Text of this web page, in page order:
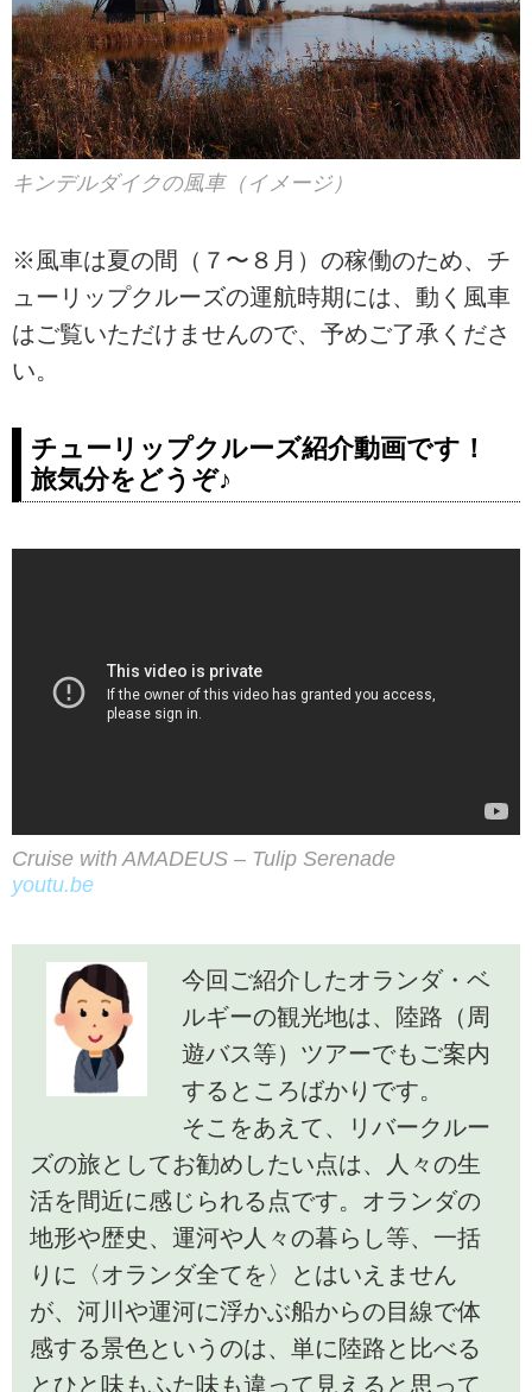
キンデルダイクの風車（イメージ）
※風車は夏の間（７〜８月）の稼働のため、チ
ューリップクルーズの運航時期には、動く風車
はご覧いただけませんので、予めご了承くださ
い。
チューリップクルーズ紹介動画です！
旅気分をどうぞ♪
Cruise with AMADEUS – Tulip Serenade
youtu.be
今回ご紹介したオランダ・ベ
ルギーの観光地は、陸路（周
遊バス等）ツアーでもご案内
するところばかりです。
そこをあえて、リバークルー
ズの旅としてお勧めしたい点は、人々の生
活を間近に感じられる点です。オランダの
地形や歴史、運河や人々の暮らし等、一括
りに〈オランダ全てを〉とはいえません
が、河川や運河に浮かぶ船からの目線で体
感する景色というのは、単に陸路と比べる
とひと味もふた味も違って見えると思って